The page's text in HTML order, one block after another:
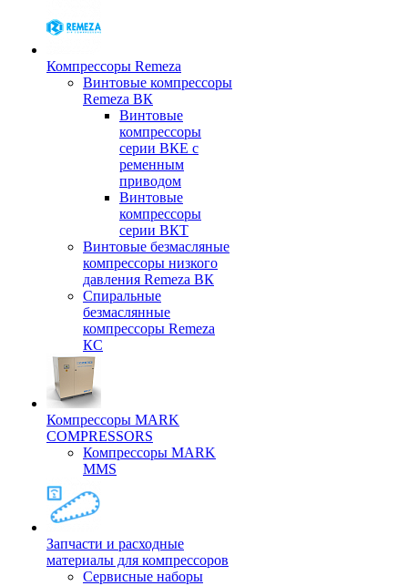
Компрессоры Remeza
Винтовые компрессоры
Remeza ВК
Винтовые
компрессоры
серии ВКЕ с
ременным
приводом
Винтовые
компрессоры
серии ВКТ
Винтовые безмасляные
компрессоры низкого
давления Remeza ВК
Спиральные
безмаслянные
компрессоры Remeza
КС
Компрессоры MARK
COMPRESSORS
Компрессоры MARK
MMS
Запчасти и расходные
материалы для компрессоров
Cервисные наборы